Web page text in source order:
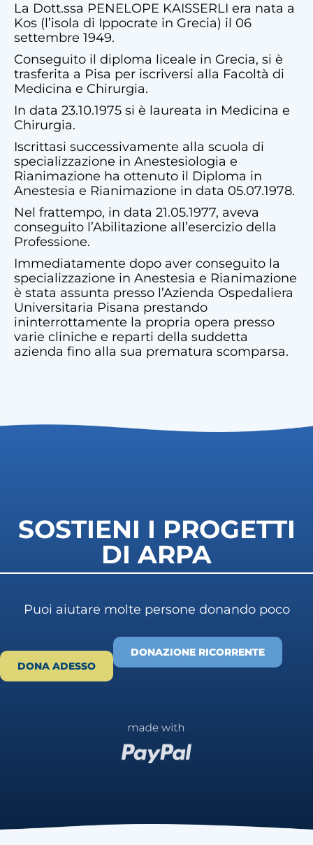
La Dott.ssa PENELOPE KAISSERLI era nata a
Kos (l’isola di Ippocrate in Grecia) il 06
settembre 1949.
Conseguito il diploma liceale in Grecia, si è
trasferita a Pisa per iscriversi alla Facoltà di
Medicina e Chirurgia.
In data 23.10.1975 si è laureata in Medicina e
Chirurgia.
Iscrittasi successivamente alla scuola di
specializzazione in Anestesiologia e
Rianimazione ha ottenuto il Diploma in
Anestesia e Rianimazione in data 05.07.1978.
Nel frattempo, in data 21.05.1977, aveva
conseguito l’Abilitazione all’esercizio della
Professione.
Immediatamente dopo aver conseguito la
specializzazione in Anestesia e Rianimazione
è stata assunta presso l’Azienda Ospedaliera
Universitaria Pisana prestando
ininterrottamente la propria opera presso
varie cliniche e reparti della suddetta
azienda fino alla sua prematura scomparsa.
SOSTIENI I PROGETTI
DI ARPA
Puoi aiutare molte persone donando poco
DONA ADESSO
DONAZIONE RICORRENTE